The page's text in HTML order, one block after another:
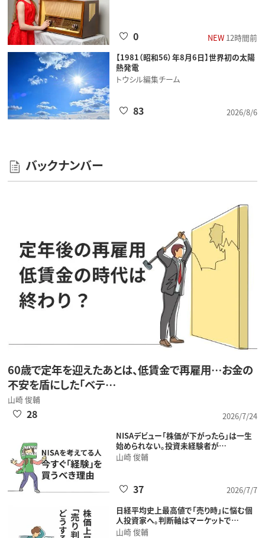
NEW12時間前
0
【1981（昭和56）年8月6日】世界初の太陽
熱発電
トウシル編集チーム
2026/8/6
83
バックナンバー
60歳で定年を迎えたあとは、低賃金で再雇用…お金の
不安を盾にした「ベテ…
山崎 俊輔
2026/7/24
28
NISAデビュー「株価が下がったら」は一生
始められない。投資未経験者が…
山崎 俊輔
2026/7/7
37
日経平均史上最高値で「売り時」に悩む個
人投資家へ。判断軸はマーケットで…
山崎 俊輔